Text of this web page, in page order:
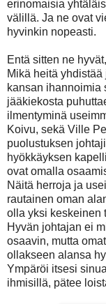
erinomaisia
välillä. Ja ne ovat
hyvinkin nopeasti.
Entä sitten ne
Mikä heitä
kansan ihannoimia
jääkiekosta
ilmentyminä
Koivu, sekä Ville
puolustuksen
hyökkäyksen
ovat omalla
Näitä herroja ja
rautainen oman
olla yksi keskeinen
Hyvän johtajan ei
osaavin, mutta
ollakseen alansa
Ympäröi itsesi
ihmisillä, pätee